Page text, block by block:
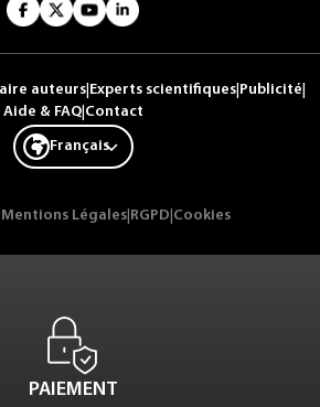
auteurs Experts scientifiques Publicité
Aide & FAQ| Contact
Français
Mentions Légales RGPD Cookies
PAIEMENT